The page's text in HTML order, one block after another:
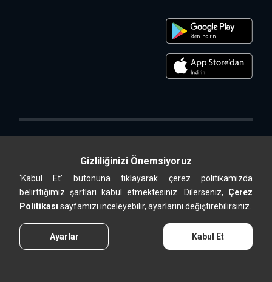
Altek Shop, ALTEK METAL SAN. ve TİC. A.Ş. online satış mağazasıdır.
2026 © Tüm Hakları Saklıdır.
Gizliliğinizi Önemsiyoruz
‘Kabul Et’ butonuna tıklayarak çerez politikamızda
belirttiğimiz şartları kabul etmektesiniz. Dilerseniz, Çerez
Politikası sayfamızı inceleyebilir, ayarlarını değiştirebilirsiniz.
Ayarlar Kabul Et